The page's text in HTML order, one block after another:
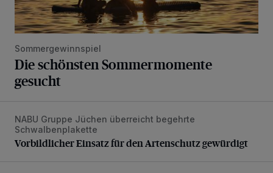
Sommergewinnspiel
Die schönsten Sommermomente
gesucht
Vorbildlicher Einsatz für den Artenschutz gewürdigt
NABU Gruppe Jüchen überreicht begehrte
Schwalbenplakette
Vorbildlicher Einsatz für den Artenschutz gewürdigt